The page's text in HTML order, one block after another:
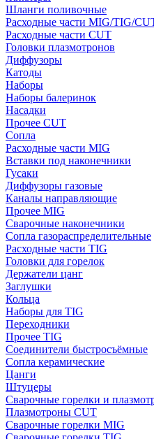
Шланги поливочные
Расходные части MIG/TIG/
Расходные части CUT
Головки плазмотронов
Диффузоры
Катоды
Наборы
Наборы балеринок
Насадки
Прочее CUT
Сопла
Расходные части MIG
Вставки под наконечники
Гусаки
Диффузоры газовые
Каналы направляющие
Прочее MIG
Сварочные наконечники
Сопла газораспределительные
Расходные части TIG
Головки для горелок
Держатели цанг
Заглушки
Кольца
Наборы для TIG
Переходники
Прочее TIG
Соединители быстросъёмные
Сопла керамические
Цанги
Штуцеры
Сварочные горелки и
Плазмотроны CUT
Сварочные горелки MIG